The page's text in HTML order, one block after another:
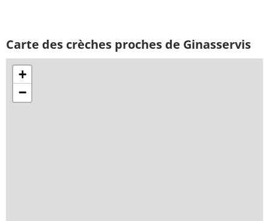
Carte des crèches proches de Ginasservis
+
−